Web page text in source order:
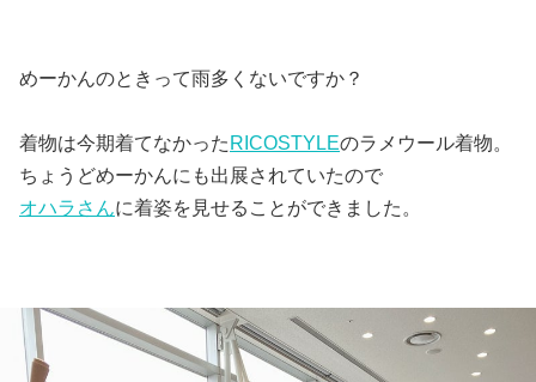
めーかんのときって雨多くないですか？
着物は今期着てなかった RICOSTYLEのラメウール着物。
ちょうどめーかんにも出展されていたので
オハラさんに着姿を見せることができました。